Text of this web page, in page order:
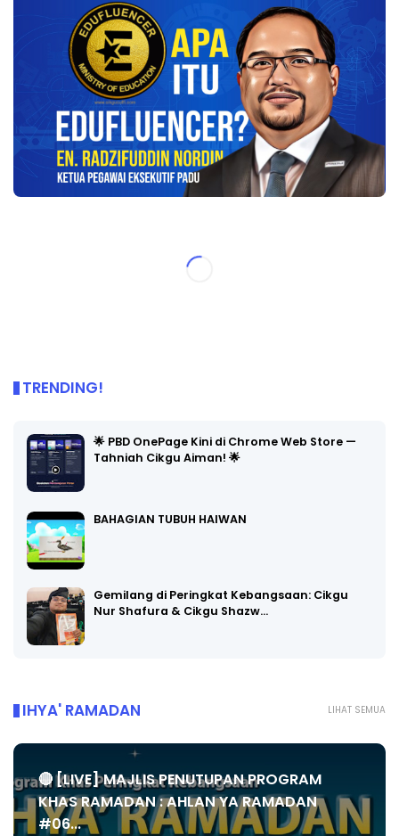
TRENDING!
🌟 PBD OnePage Kini di Chrome Web Store —
Tahniah Cikgu Aiman! 🌟
BAHAGIAN TUBUH HAIWAN
Gemilang di Peringkat Kebangsaan: Cikgu
Nur Shafura & Cikgu Shazw…
LIHAT SEMUA
IHYA' RAMADAN
🔴 [LIVE] MAJLIS PENUTUPAN PROGRAM
KHAS RAMADAN : AHLAN YA RAMADAN
#06...